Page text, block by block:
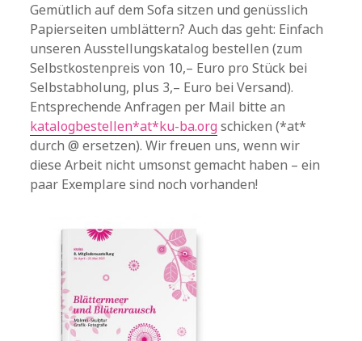
Gemütlich auf dem Sofa sitzen und genüsslich
Papierseiten umblättern? Auch das geht: Einfach
unseren Ausstellungskatalog bestellen (zum
Selbstkostenpreis von 10,– Euro pro Stück bei
Selbstabholung, plus 3,– Euro bei Versand).
Entsprechende Anfragen per Mail bitte an
katalogbestellen*at*ku-ba.org schicken (*at*
durch @ ersetzen). Wir freuen uns, wenn wir
diese Arbeit nicht umsonst gemacht haben – ein
paar Exemplare sind noch vorhanden!